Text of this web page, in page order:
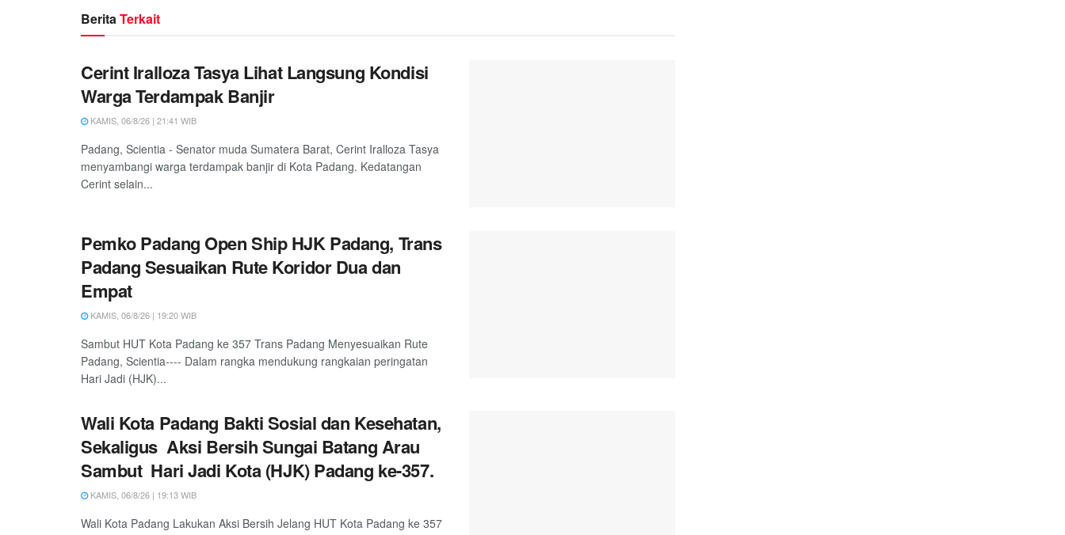
BeritaTerkait
Cerint Iralloza Tasya Lihat Langsung Kondisi
Warga Terdampak Banjir
KAMIS, 06/8/26 | 21:41 WIB
Padang, Scientia - Senator muda Sumatera Barat, Cerint Iralloza Tasya
menyambangi warga terdampak banjir di Kota Padang. Kedatangan
Cerint selain...
Pemko Padang Open Ship HJK Padang, Trans
Padang Sesuaikan Rute Koridor Dua dan
Empat
KAMIS, 06/8/26 | 19:20 WIB
Sambut HUT Kota Padang ke 357 Trans Padang Menyesuaikan Rute
Padang, Scientia---- Dalam rangka mendukung rangkaian peringatan
Hari Jadi (HJK)...
Wali Kota Padang Bakti Sosial dan Kesehatan,
Sekaligus Aksi Bersih Sungai Batang Arau
Sambut Hari Jadi Kota (HJK) Padang ke-357.
KAMIS, 06/8/26 | 19:13 WIB
Wali Kota Padang Lakukan Aksi Bersih Jelang HUT Kota Padang ke 357